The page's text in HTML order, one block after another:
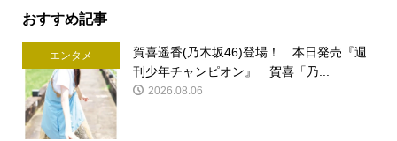
おすすめ記事
エンタメ
賀喜遥香(乃木坂46)登場！ 本日発売『週
刊少年チャンピオン』 賀喜「乃...
2026.08.06